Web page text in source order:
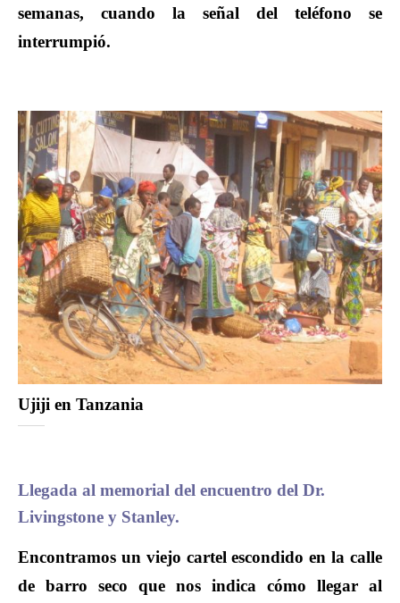
semanas, cuando la señal del teléfono se
interrumpió.
Ujiji en Tanzania
Llegada al memorial del encuentro del Dr.
Livingstone y Stanley.
Encontramos un viejo cartel escondido en la calle
de barro seco que nos indica cómo llegar al